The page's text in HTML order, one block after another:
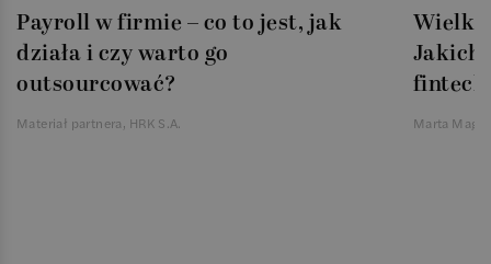
Payroll w firmie – co to jest, jak
działa i czy warto go
outsourcować?
Materiał partnera, HRK S.A.
Jakich
Marta